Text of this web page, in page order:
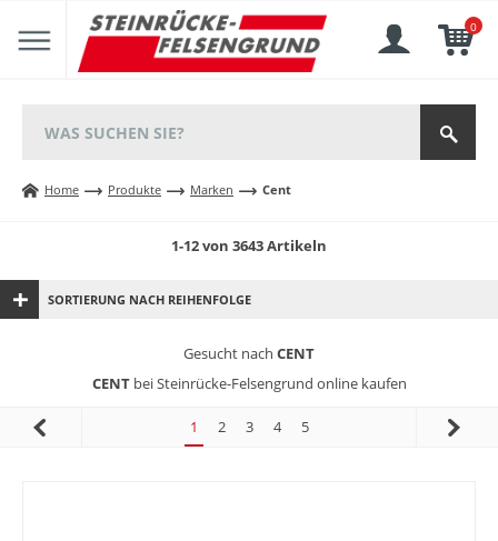
0
Home Produkte Marken Cent
1-12 von 3643 Artikeln
SORTIERUNG NACH REIHENFOLGE
Gesucht nach CENT
CENT bei Steinrücke-Felsengrund online kaufen
1 2 3 4 5